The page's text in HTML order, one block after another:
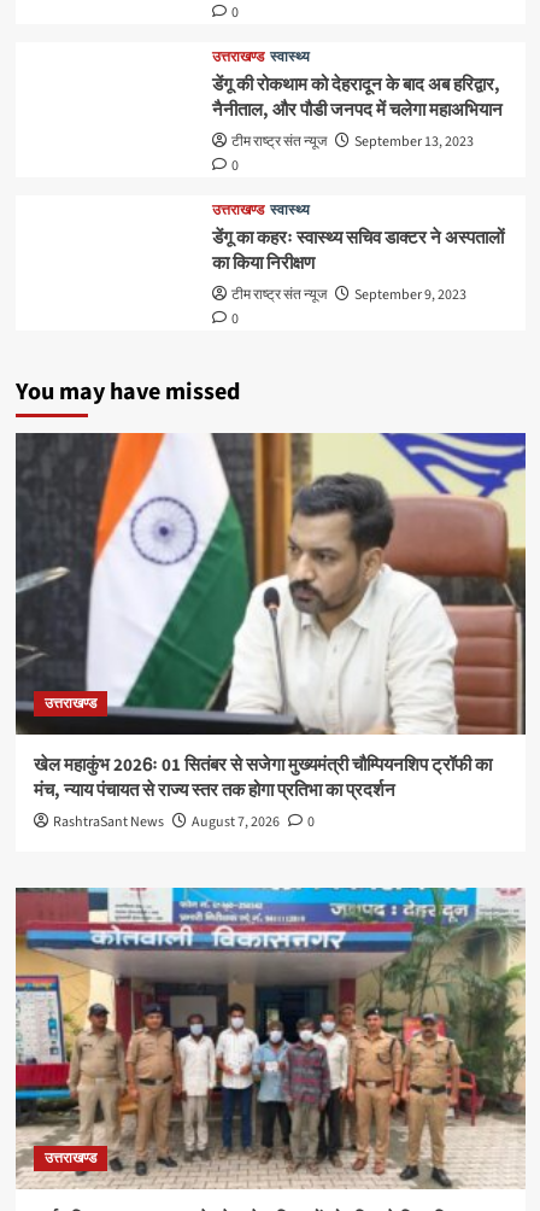
0
उत्तराखण्ड स्वास्थ्य
डेंगू की रोकथाम को देहरादून के बाद अब हरिद्वार,
नैनीताल, और पौडी जनपद में चलेगा महाअभियान
टीम राष्ट्र संत न्यूज
September 13, 2023
0
उत्तराखण्ड स्वास्थ्य
डेंगू का कहरः स्वास्थ्य सचिव डाक्टर ने अस्पतालों
का किया निरीक्षण
टीम राष्ट्र संत न्यूज
September 9, 2023
0
You may have missed
उत्तराखण्ड
खेल महाकुंभ 2026ः 01 सितंबर से सजेगा मुख्यमंत्री चौम्पियनशिप ट्रॉफी का
मंच, न्याय पंचायत से राज्य स्तर तक होगा प्रतिभा का प्रदर्शन
RashtraSant News August 7, 2026 0
उत्तराखण्ड